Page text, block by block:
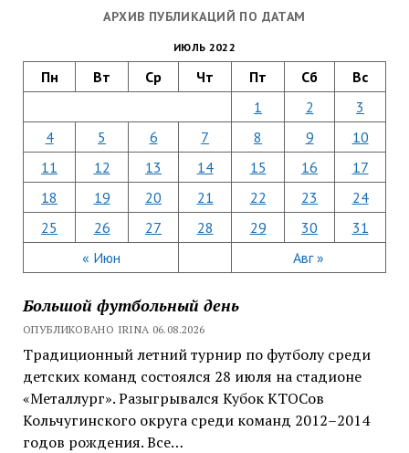
АРХИВ ПУБЛИКАЦИЙ ПО ДАТАМ
ИЮЛЬ 2022
Пн Вт Ср Чт Пт Сб Вс
« Июн Авг »
1 2
3
4
5 6 7 8 9
10
11
12 13 14 15 16
17
18
19 20 21 22 23
24
25
26 27 28 29 30 31
Большой футбольный день
ОПУБЛИКОВАНО IRINA 06.08.2026
Традиционный летний турнир по футболу среди
детских команд состоялся 28 июля на стадионе
«Металлург». Разыгрывался Кубок КТОСов
Кольчугинского округа среди команд 2012–2014
годов рождения. Все…